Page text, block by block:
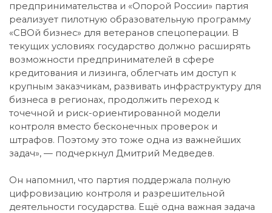
предпринимательства и «Опорой России» партия
реализует пилотную образовательную программу
«СВОй бизнес» для ветеранов спецоперации. В
текущих условиях государство должно расширять
возможности предпринимателей в сфере
кредитования и лизинга, облегчать им доступ к
крупным заказчикам, развивать инфраструктуру для
бизнеса в регионах, продолжить переход к
точечной и риск-ориентированной модели
контроля вместо бесконечных проверок и
штрафов. Поэтому это тоже одна из важнейших
задач», — подчеркнул Дмитрий Медведев.
Он напомнил, что партия поддержала полную
цифровизацию контроля и разрешительной
деятельности государства. Ещё одна важная задача